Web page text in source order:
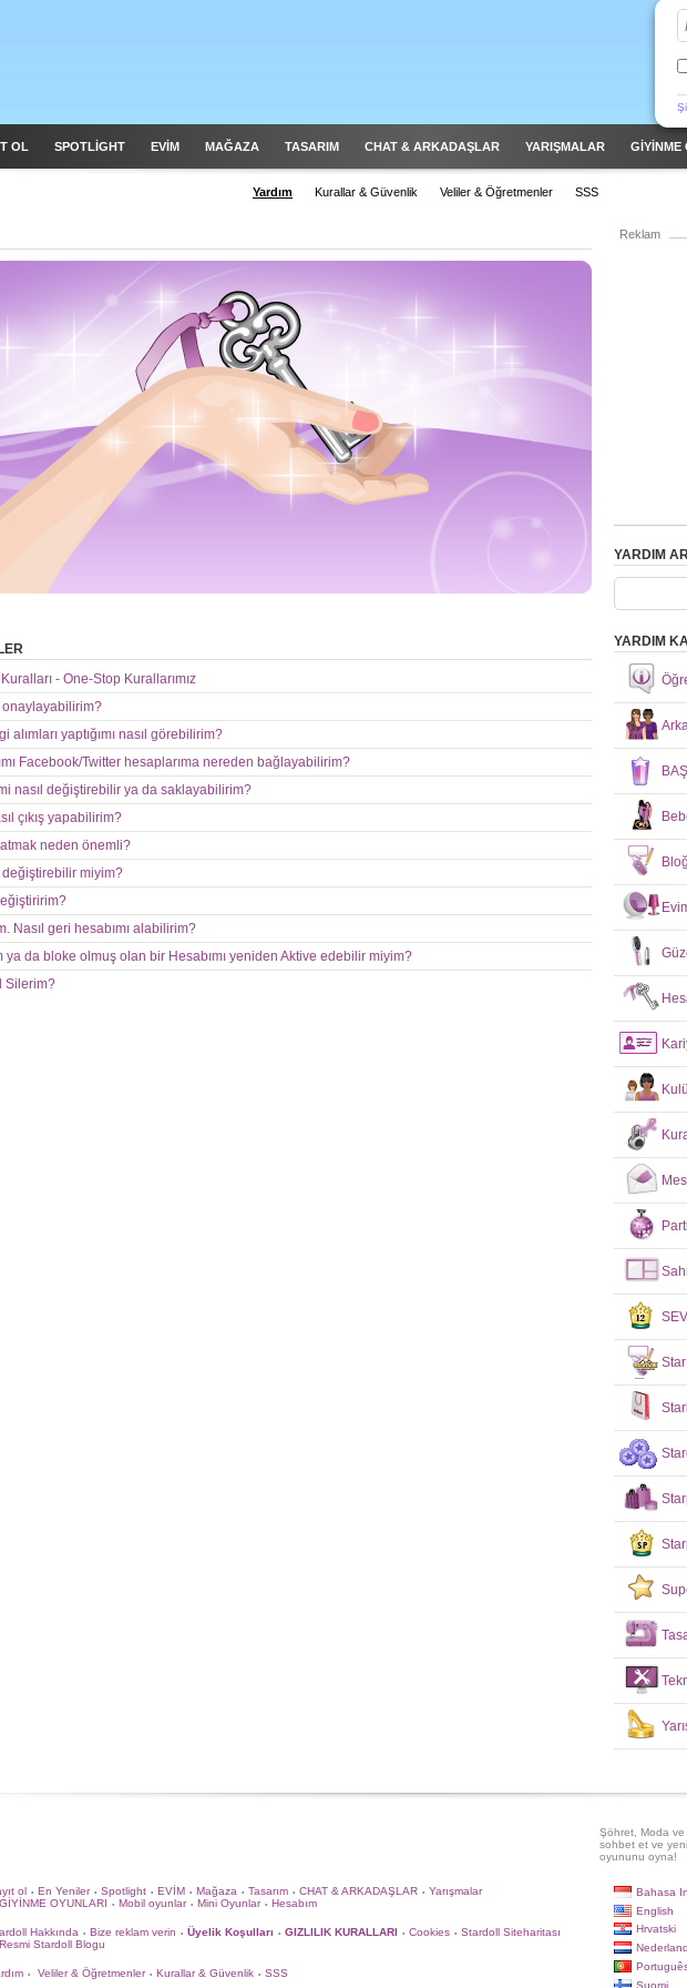
OL SPOTLIGHT EVİM MAĞAZA TASARIM CHAT & ARKADAŞLAR YARIŞMALAR GİYİNME
Yardım Kurallar & Güvenlik Veliler & Öğretmenler SSS
- One-Stop Kurallarımız
onaylayabilirim?
alımları yaptığımı nasıl görebilirim?
Facebook/Twitter hesaplarıma nereden bağlayabilirim?
nasıl değiştirebilir ya da saklayabilirim?
çıkış yapabilirim?
neden önemli?
değiştirebilir miyim?
Nasıl geri hesabımı alabilirim?
ya da bloke olmuş olan bir Hesabımı yeniden Aktive edebilir miyim?
Silerim?
Reklam
YARDIM
YARDIM
Parti
Şöhret, Moda ve
sohbet et ve
oyununu oyna!
ol • En Yeniler • Spotlight • EVİM • Mağaza • Tasarım • CHAT & ARKADAŞLAR • Yarışmalar
GİYİNME OYUNLARI • Mobil oyunlar • Mini Oyunlar • Hesabım
Hakkında • Bize reklam verin • Üyelik Koşulları • GIZLILIK KURALLARI • Cookies • Stardoll Siteharitası
Resmi Stardoll Blogu
• Veliler & Öğretmenler • Kurallar & Güvenlik • SSS
Bahasa
English
Hrvatski
Suomi